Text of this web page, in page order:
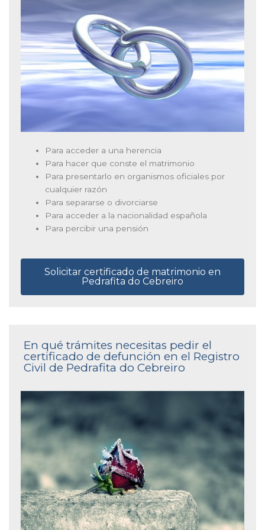
Para acceder a una herencia
Para hacer que conste el matrimonio
Para presentarlo en organismos oficiales por
cualquier razón
Para separarse o divorciarse
Para acceder a la nacionalidad española
Para percibir una pensión
Solicitar certificado de matrimonio en
Pedrafita do Cebreiro
En qué trámites necesitas pedir el
certificado de defunción en el Registro
Civil de Pedrafita do Cebreiro